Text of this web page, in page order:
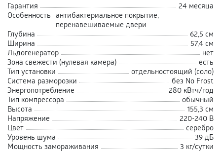
Гарантия
24 месяца
Особенность антибактериальное покрытие,
перенавешиваемые двери
Глубина
62,5 см
Ширина
57,4 см
Льдогенератор
нет
Зона свежести (нулевая камера)
есть
Тип установки
отдельностоящий (соло)
Система разморозки
без No Frost
Энергопотребление
280 кВтч/год
Тип компрессора
обычный
Высота
155,3 см
Напряжение
220-240 В
Цвет
серебро
Уровень шума
39 дБ
Мощность замораживания
3 кг/сутки